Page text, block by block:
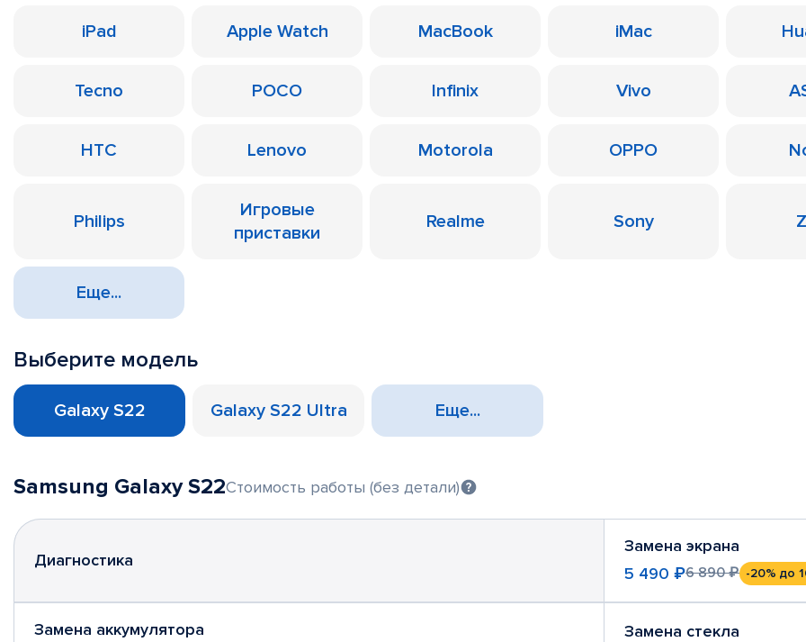
iPad Apple Watch MacBook iMac
Tecno POCO Infinix Vivo
HTC Lenovo Motorola OPPO
Philips
Игровые
приставки
Realme Sony
Еще...
Выберите модель
Galaxy S22 Galaxy S22 Ultra Еще...
Samsung Galaxy S22Стоимость работы (без детали)
Диагностика
Замена экрана
5 490 ₽6 890 ₽ -20% до
Замена аккумулятора
Замена стекла